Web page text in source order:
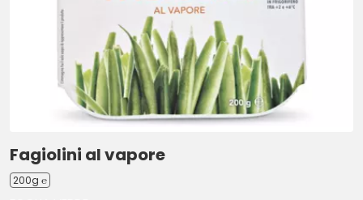
Fagiolini al vapore
200g ℮